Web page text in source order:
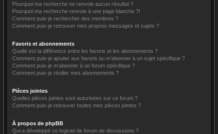
Pourquoi ma recherche ne renvoie aucun résultat ?
Pourquoi ma recherche renvoie à une page blanche ?!
Comment puis-je rechercher des membres ?
Comment puis-je retrouver mes propres messages et sujets ?
Favoris et abonnements
Quelle est la différence entre les favoris et les abonnements ?
Comment puis-je ajouter aux favoris ou m’abonner à un sujet spécifique ?
Comment puis-je m’abonner à un forum spécifique ?
Comment puis-je résilier mes abonnements ?
Pièces jointes
Quelles pièces jointes sont autorisées sur ce forum ?
Comment puis-je retrouver toutes mes pièces jointes ?
À propos de phpBB
Qui a développé ce logiciel de forum de discussions ?